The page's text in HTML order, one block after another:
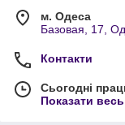
м. Одеса
Базовая, 17,
Контакти
Сьогодні
Показати